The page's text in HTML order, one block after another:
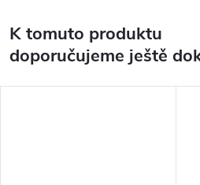
K tomuto produktu
doporučujeme ještě